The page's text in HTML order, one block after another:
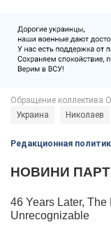
Украина Николаев
Редакционная